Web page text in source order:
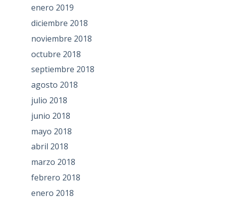
enero 2019
diciembre 2018
noviembre 2018
octubre 2018
septiembre 2018
agosto 2018
julio 2018
junio 2018
mayo 2018
abril 2018
marzo 2018
febrero 2018
enero 2018